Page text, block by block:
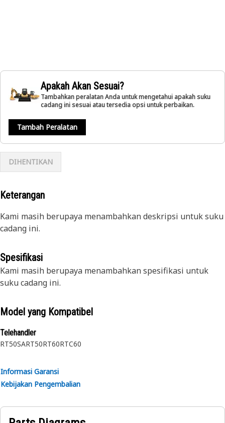
Apakah Akan Sesuai?
Tambahkan peralatan Anda untuk mengetahui apakah suku
cadang ini sesuai atau tersedia opsi untuk perbaikan.
Tambah Peralatan
DIHENTIKAN
Keterangan
Kami masih berupaya menambahkan deskripsi untuk suku
cadang ini.
Spesifikasi
Kami masih berupaya menambahkan spesifikasi untuk
suku cadang ini.
Model yang Kompatibel
Telehandler
RT50SART50RT60RTC60
Informasi Garansi
Kebijakan Pengembalian